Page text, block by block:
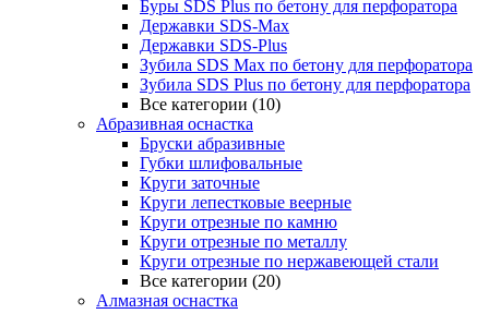
Буры SDS Plus по бетону для перфоратора
Державки SDS-Max
Державки SDS-Plus
Зубила SDS Mах по бетону для перфоратора
Зубила SDS Plus по бетону для перфоратора
Все категории (10)
Абразивная оснастка
Бруски абразивные
Губки шлифовальные
Круги заточные
Круги лепестковые веерные
Круги отрезные по камню
Круги отрезные по металлу
Круги отрезные по нержавеющей стали
Все категории (20)
Алмазная оснастка